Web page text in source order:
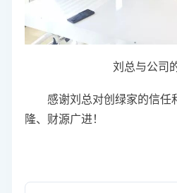
刘总与公司
感谢刘总对创绿家的信任
隆、财源广进！